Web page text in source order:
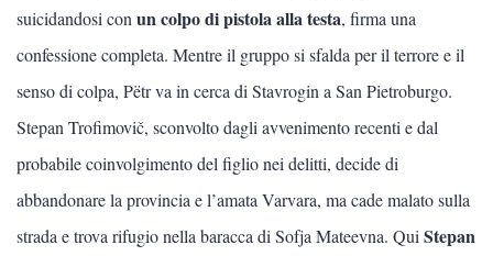
suicidandosi con un colpo di pistola alla testa, firma una
confessione completa. Mentre il gruppo si sfalda per il terrore e il
senso di colpa, Pëtr va in cerca di Stavrogin a San Pietroburgo.
Stepan Trofimovič, sconvolto dagli avvenimento recenti e dal
probabile coinvolgimento del figlio nei delitti, decide di
abbandonare la provincia e l’amata Varvara, ma cade malato sulla
strada e trova rifugio nella baracca di Sofja Mateevna. Qui Stepan